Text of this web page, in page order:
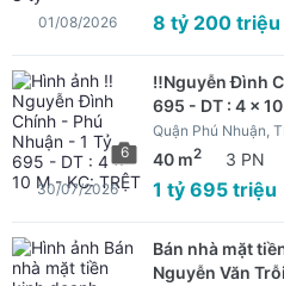
8 tỷ 200 triệu
01/08/2026
6
‼️Nguyễn Đình
695 - DT : 4 x
Quận Phú Nhuận,
40 m2 3 PN
1 tỷ 695 triệu
30/07/2026
Bán nhà mặt
Nguyễn Văn